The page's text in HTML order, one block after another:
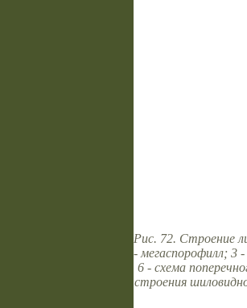
Рис. 72. Строение
- мегаспорофилл; 3
6 - схема
строения